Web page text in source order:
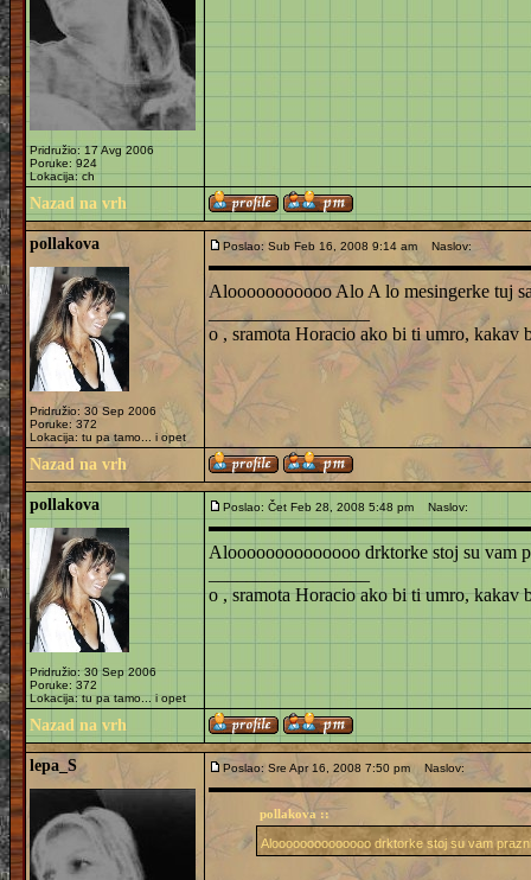
Pridružio: 17 Avg 2006
Poruke: 924
Lokacija: ch
Nazad na vrh
pollakova
Pridružio: 30 Sep 2006
Poruke: 372
Lokacija: tu pa tamo... i opet
Poslao: Sub Feb 16, 2008 9:14 am Naslov:
Alooooooooooo Alo A lo mesingerke tuj
_________________
o , sramota Horacio ako bi ti umro, kakav
Nazad na vrh
pollakova
Pridružio: 30 Sep 2006
Poruke: 372
Lokacija: tu pa tamo... i opet
Poslao: Čet Feb 28, 2008 5:48 pm Naslov:
Aloooooooooooooo drktorke stoj su vam
_________________
o , sramota Horacio ako bi ti umro, kakav
Nazad na vrh
lepa_S Poslao: Sre Apr 16, 2008 7:50 pm Naslov:
pollakova ::
Aloooooooooooooo drktorke stoj su vam